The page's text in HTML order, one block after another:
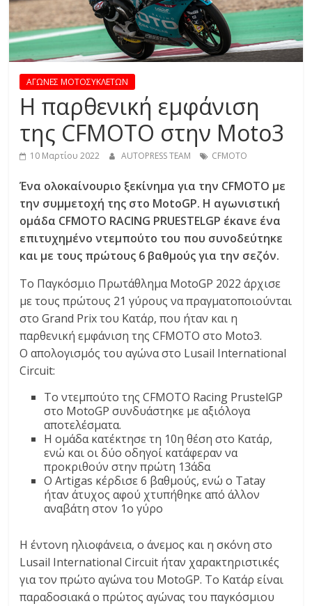
R
E
S
S
ΑΓΩΝΕΣ ΜΟΤΟΣΥΚΛΕΤΩΝ
H παρθενική εμφάνιση
της CFMOTO στην Μoto3
10 Μαρτίου 2022 AUTOPRESS TEAM CFMOTO
Ένα ολοκαίνουριο ξεκίνημα για την CFMOTO με
την συμμετοχή της στο MotoGP. Η αγωνιστική
ομάδα CFMOTO RACING PRUESTELGP έκανε ένα
επιτυχημένο ντεμπούτο του που συνοδεύτηκε
και με τους πρώτους 6 βαθμούς για την σεζόν.
To Παγκόσμιo Πρωτάθλημα MotoGP 2022 άρχισε
με τους πρώτους 21 γύρους να πραγματοποιούνται
στο Grand Prix του Κατάρ, που ήταν και η
παρθενική εμφάνιση της CFMOTO στο Moto3.
Ο απολογισμός του αγώνα στο Lusail International
Circuit:
Το ντεμπούτο της CFMOTO Racing PrustelGP
στο MotoGP συνδυάστηκε με αξιόλογα
αποτελέσματα.
Η ομάδα κατέκτησε τη 10η θέση στο Κατάρ,
ενώ και οι δύο οδηγοί κατάφεραν να
προκριθούν στην πρώτη 13άδα
Ο Artigas κέρδισε 6 βαθμούς, ενώ ο Tatay
ήταν άτυχος αφού χτυπήθηκε από άλλον
αναβάτη στον 1ο γύρο
Η έντονη ηλιοφάνεια, ο άνεμος και η σκόνη στο
Lusail International Circuit ήταν χαρακτηριστικές
για τον πρώτο αγώνα του MotoGP. Το Κατάρ είναι
παραδοσιακά ο πρώτος αγώνας του παγκόσμιου